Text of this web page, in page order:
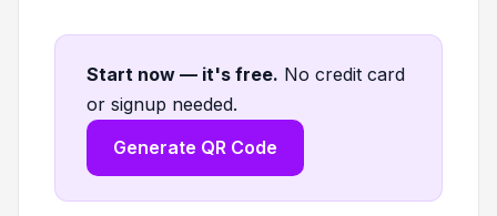
Start now — it's free. No credit card
or signup needed.
Generate QR Code